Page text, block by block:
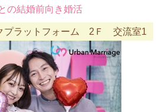
の結婚前向き婚活
プラットフォーム 2Ｆ 交流室1